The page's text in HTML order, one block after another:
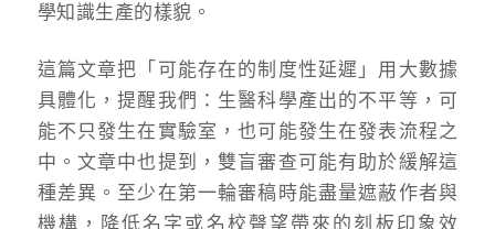
學知識生產的樣貌。
這篇文章把「可能存在的制度性延遲」用大數據
具體化，提醒我們：生醫科學產出的不平等，可
能不只發生在實驗室，也可能發生在發表流程之
中。文章中也提到，雙盲審查可能有助於緩解這
種差異。至少在第一輪審稿時能盡量遮蔽作者與
機構，降低名字或名校聲望帶來的刻板印象效